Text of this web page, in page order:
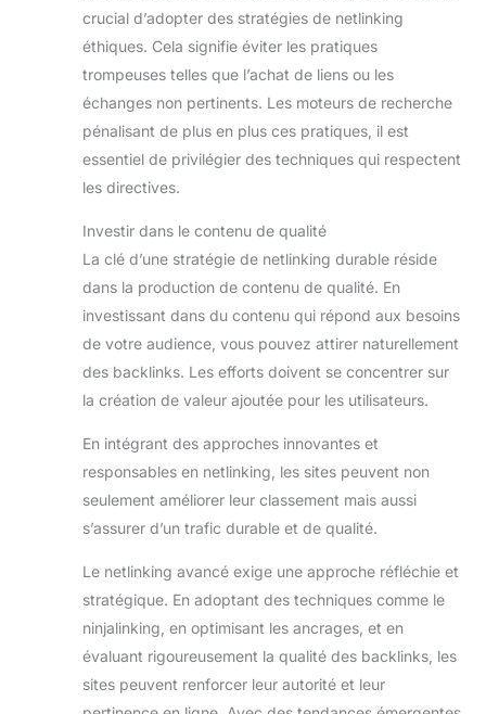
crucial d’adopter des stratégies de netlinking
éthiques. Cela signifie éviter les pratiques
trompeuses telles que l’achat de liens ou les
échanges non pertinents. Les moteurs de recherche
pénalisant de plus en plus ces pratiques, il est
essentiel de privilégier des techniques qui respectent
les directives.
Investir dans le contenu de qualité
La clé d’une stratégie de netlinking durable réside
dans la production de contenu de qualité. En
investissant dans du contenu qui répond aux besoins
de votre audience, vous pouvez attirer naturellement
des backlinks. Les efforts doivent se concentrer sur
la création de valeur ajoutée pour les utilisateurs.
En intégrant des approches innovantes et
responsables en netlinking, les sites peuvent non
seulement améliorer leur classement mais aussi
s’assurer d’un trafic durable et de qualité.
Le netlinking avancé exige une approche réfléchie et
stratégique. En adoptant des techniques comme le
ninjalinking, en optimisant les ancrages, et en
évaluant rigoureusement la qualité des backlinks, les
sites peuvent renforcer leur autorité et leur